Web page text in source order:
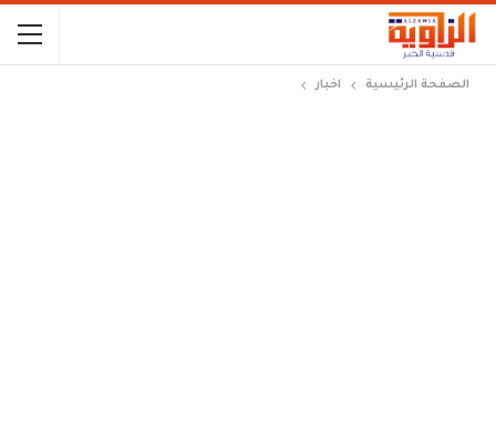
الصفحة الرئيسية اخبار